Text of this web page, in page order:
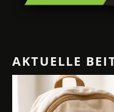
AKTUELLE